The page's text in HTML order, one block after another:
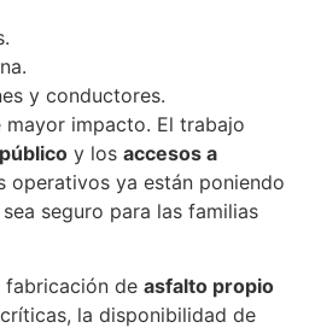
y conductores.
impacto. El trabajo
y los accesos a
operativos ya están poniendo
seguro para las familias
fabricación de asfalto propio
la disponibilidad de